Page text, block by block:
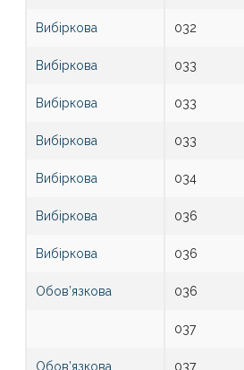
032
033
033
033
034
036
036
036
037
037
Вибіркова
Вибіркова
Вибіркова
Вибіркова
Вибіркова
Вибіркова
Вибіркова
Обов’язкова
Обов’язкова